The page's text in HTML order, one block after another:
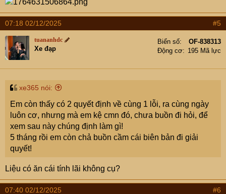
07:18 02/12/2025 #5
tuananhdc
Xe đạp
Biển số
OF-838313
Động cơ
195 Mã lực
xe365 nói:
Em còn thấy có 2 quyết định về cùng 1 lỗi, ra cùng ngày
luôn cơ, nhưng mà em kệ cmn đó, chưa buồn đi hỏi, để
xem sau này chúng định làm gì!
5 tháng rồi em còn chả buồn cầm cái biên bản đi giải
quyết!
Liệu có ăn cái tính lãi không cụ?
07:40 02/12/2025 #6